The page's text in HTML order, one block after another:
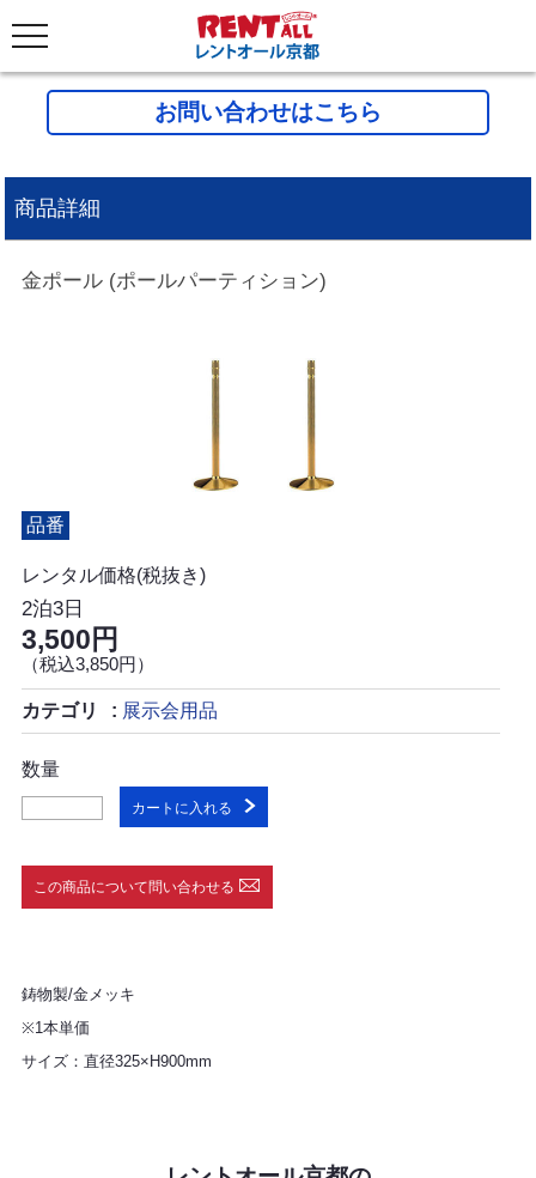
お問い合わせはこちら
商品詳細
金ポール (ポールパーティション)
品番
レンタル価格(税抜き)
2泊3日
3,500円
（税込3,850円）
カテゴリ 展示会用品
数量
カートに入れる
この商品について問い合わせる
鋳物製/金メッキ
※1本単価
サイズ：直径325×H900mm